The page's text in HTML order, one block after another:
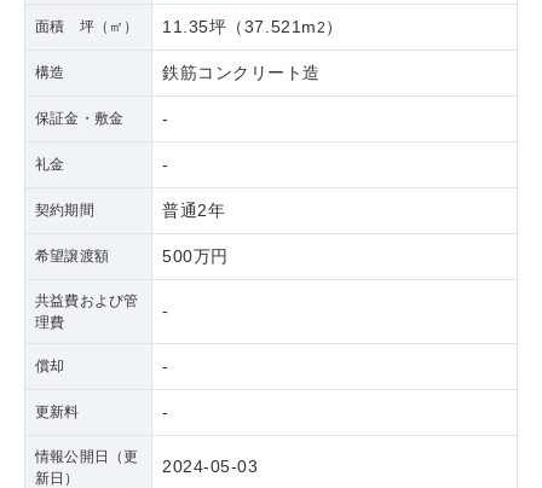
面積 坪（㎡） 11.35坪 （37.521m2 ）
構造 鉄筋コンクリート造
保証金・敷金 -
礼金 -
契約期間 普通2年
希望譲渡額 500万円
共益費および管
理費
-
償却 -
更新料 -
情報公開日（更
新日）
2024-05-03